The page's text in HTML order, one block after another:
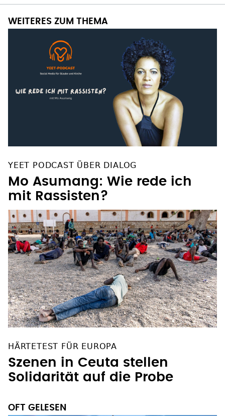
WEITERES ZUM THEMA
YEET PODCAST ÜBER DIALOG
Mo Asumang: Wie rede ich
mit Rassisten?
HÄRTETEST FÜR EUROPA
Szenen in Ceuta stellen
Solidarität auf die Probe
OFT GELESEN